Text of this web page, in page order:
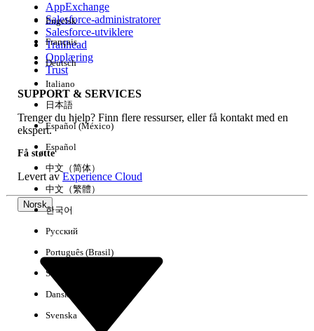
Erfaring
Fjern alle Utført
AppExchange
Salesforce-administratorer
Salesforce-utviklere
Trailhead
Opplæring
Trust
SUPPORT & SERVICES
Trenger du hjelp? Finn flere ressurser, eller få kontakt med en
ekspert.
Få støtte
Levert avExperience Cloud
Norsk
Engelsk
Français
Deutsch
Italiano
日本語
Español (México)
Español
中文（简体）
中文（繁體）
한국어
Русский
Português (Brasil)
Suomi
Dansk
Svenska